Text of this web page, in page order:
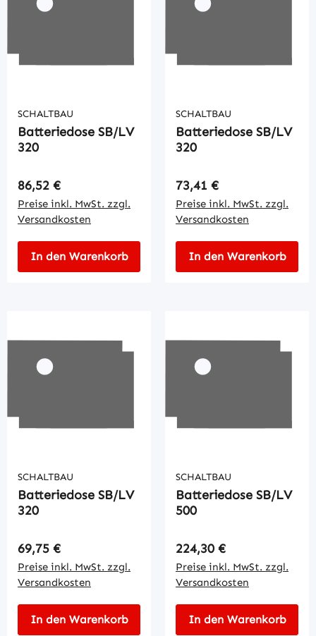
SCHALTBAU
Batteriedose SB/LV
320
Regulärer Preis:
86,52 €
Preise inkl. MwSt. zzgl.
Versandkosten
In den Warenkorb
SCHALTBAU
Batteriedose SB/LV
320
Regulärer Preis:
73,41 €
Preise inkl. MwSt. zzgl.
Versandkosten
In den Warenkorb
SCHALTBAU
Batteriedose SB/LV
320
Regulärer Preis:
69,75 €
Preise inkl. MwSt. zzgl.
Versandkosten
In den Warenkorb
SCHALTBAU
Batteriedose SB/LV
500
Regulärer Preis:
224,30 €
Preise inkl. MwSt. zzgl.
Versandkosten
In den Warenkorb